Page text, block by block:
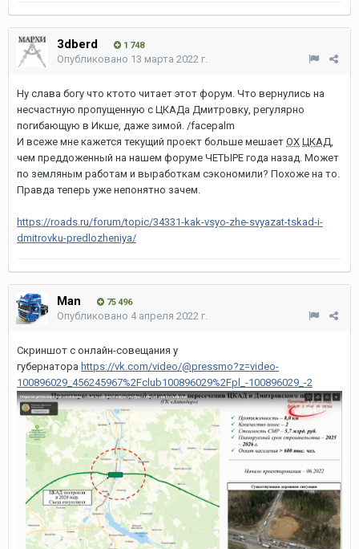
3dberd 1 748
Опубликовано 13 марта 2022 г.
Ну слава богу что ктото читает этот форум. Что вернулись на
несчастную пропущенную с ЦКАДа Дмитровку, регулярно
погибающую в Икше, даже зимой. /facepalm
И всеже мне кажется текущий проект больше мешает ОХ ЦКАД
чем преддоженный на нашем форуме ЧЕТЫРЕ года назад. Может
по земляным работам и выработкам сэкономили? Похоже на то.
Правда теперь уже непонятно зачем.
https://roads.ru/forum/topic/34331-kak-vsyo-zhe-svyazat-tskad-i-
dmitrovku-predlozheniya/
Man 75 496
Опубликовано 4 апреля 2022 г.
Скриншот с онлайн-совещания у
губернатора https://vk.com/video/@pressmo?z=video-
100896029_456245967%2Fclub100896029%2Fpl_-100896029_-2